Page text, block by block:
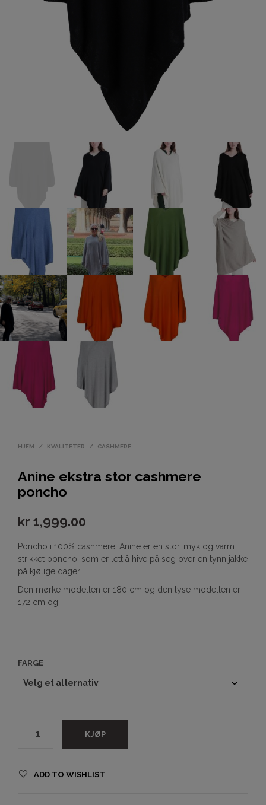
HJEM / KVALITETER / CASHMERE
Anine ekstra stor cashmere
poncho
kr 1,999.00
Poncho i 100% cashmere. Anine er en stor, myk og varm
strikket poncho, som er lett å hive på seg over en tynn jakke
på kjølige dager.
Den mørke modellen er 180 cm og den lyse modellen er
172 cm og
FARGE
KJØP
ADD TO WISHLIST